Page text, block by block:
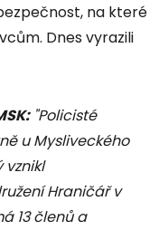
na které
Dnes vyrazili
"Policisté
u Mysliveckého
vznikl
Hraničář v
13 členů a